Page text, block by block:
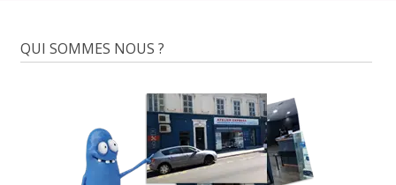
QUI SOMMES NOUS ?